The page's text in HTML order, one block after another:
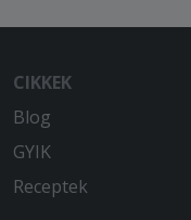
CIKKEK
Blog
GYIK
Receptek